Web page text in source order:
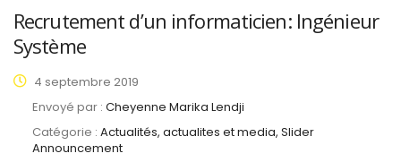
Recrutement d’un informaticien: Ingénieur
Système
4 septembre 2019
Envoyé par : Cheyenne Marika Lendji
Catégorie : Actualités, actualites et media, Slider
Announcement